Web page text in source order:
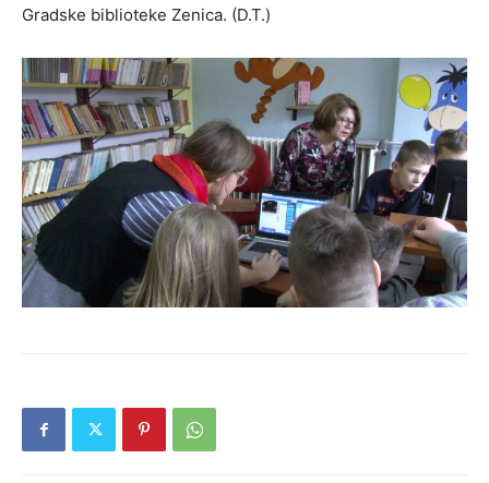
Gradske biblioteke Zenica. (D.T.)